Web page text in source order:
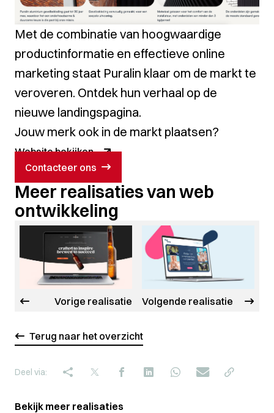
Deel via:
Bekijk meer realisaties
Met de combinatie van hoogwaardige
productinformatie en effectieve online
marketing staat Puralin klaar om de markt te
veroveren. Ontdek hun verhaal op de
nieuwe landingspagina.
Jouw merk ook in de markt plaatsen?
Website bekijken
Contacteer ons
Meer realisaties van web
ontwikkeling
Vorige realisatie Volgende realisatie
Terug naar het overzicht